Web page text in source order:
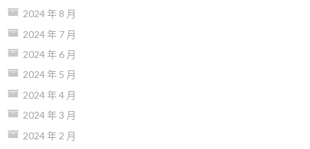
2024 年 8 月
2024 年 7 月
2024 年 6 月
2024 年 5 月
2024 年 4 月
2024 年 3 月
2024 年 2 月